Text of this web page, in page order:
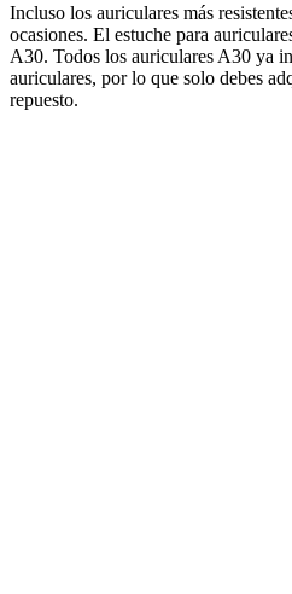
Incluso los auriculares más
ocasiones. El estuche para
A30. Todos los auriculares A30 ya
auriculares, por lo que solo debes
repuesto.